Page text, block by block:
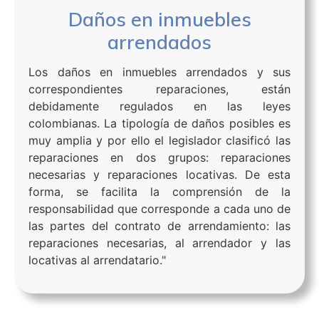
Daños en inmuebles
arrendados
Los daños en inmuebles arrendados y sus
correspondientes reparaciones, están
debidamente regulados en las leyes
colombianas. La tipología de daños posibles es
muy amplia y por ello el legislador clasificó las
reparaciones en dos grupos: reparaciones
necesarias y reparaciones locativas. De esta
forma, se facilita la comprensión de la
responsabilidad que corresponde a cada uno de
las partes del contrato de arrendamiento: las
reparaciones necesarias, al arrendador y las
locativas al arrendatario."